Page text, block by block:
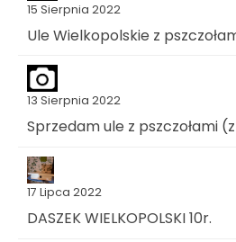
15 Sierpnia 2022
Ule Wielkopolskie z
13 Sierpnia 2022
Sprzedam ule z pszczołami
17 Lipca 2022
DASZEK WIELKOPOLSKI 10r.